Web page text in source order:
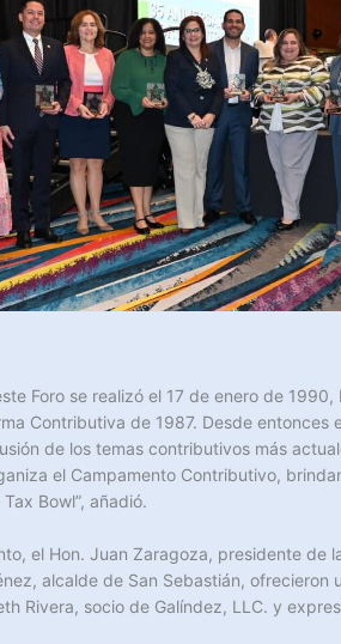
Foro se realizó el 17 de enero de
Contributiva de 1987. Desde
de los temas contributivos más
el Campamento Contributivo,
Bowl”, añadió.
el Hon. Juan Zaragoza, presidente de
alcalde de San Sebastián,
Rivera, socio de Galíndez, LLC. y